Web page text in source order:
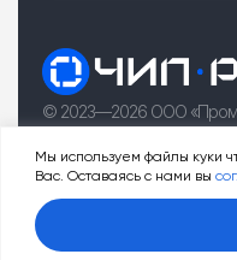
Мы используем файлы куки
Вас. Оставаясь с нами вы
Услуги Товары
© 2023—2026 ООО